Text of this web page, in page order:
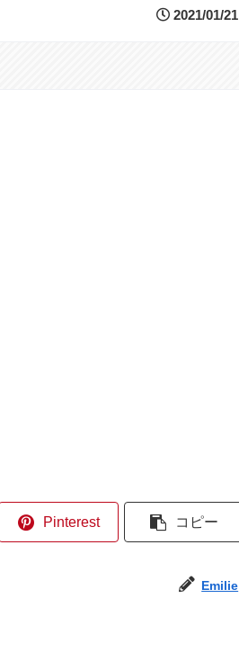
2021/01/21
Pinterest コピー
Emilie